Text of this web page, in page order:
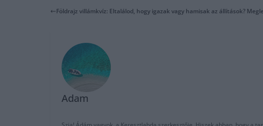
Földrajz villámkvíz: Eltalálod, hogy igazak vagy hamisak az állítások?
Adam